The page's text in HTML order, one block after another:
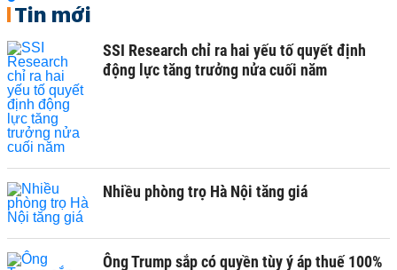
Tin mới
SSI Research chỉ ra hai yếu tố quyết định
động lực tăng trưởng nửa cuối năm
Nhiều phòng trọ Hà Nội tăng giá
Ông Trump sắp có quyền tùy ý áp thuế 100%